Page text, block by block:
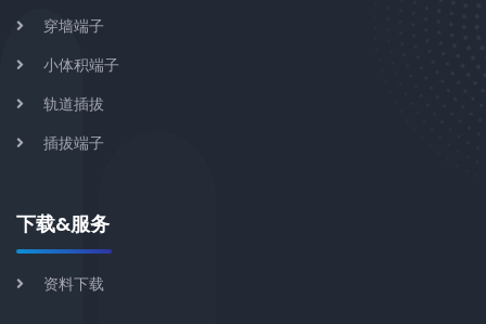
穿墙端子
小体积端子
轨道插拔
插拔端子
下载&服务
资料下载